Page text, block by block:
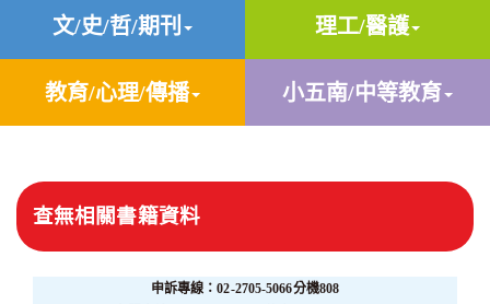
文/史/哲/期刊 理工/醫護
教育/心理/傳播 小五南/中等教育
查無相關書籍資料
申訴專線：02-2705-5066分機808